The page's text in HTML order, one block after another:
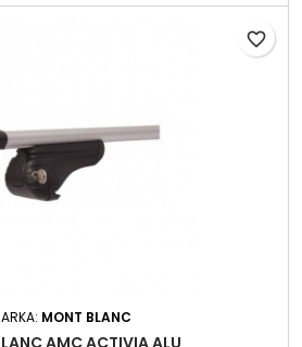
MONT BLANC
AMC ACTIVIA ALU
favorite_border